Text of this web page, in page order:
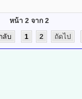
หน้า 2 จาก 2
ลับ 1 2 ถัดไป